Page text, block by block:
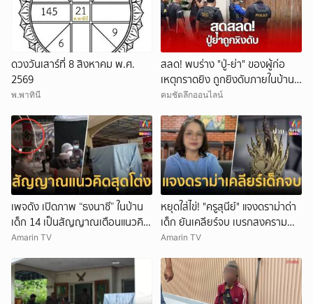
ดวงวันเสาร์ที่ 8 สิงหาคม พ.ศ.
2569
พ.พาทินี
สลด! พบร่าง "ปู่-ย่า" ของผู้ก่อ
เหตุกราดยิง ถูกยิงดับภายในบ้าน
พัก
คมชัดลึกออนไลน์
เพจดัง เปิดภาพ “ธงนาซี” ในบ้าน
เด็ก 14 เป็นสัญญาณเตือนแนวคิด
สุดโต่ง
Amarin TV
หยุดใส่ไข่! "ครูสุนีย์" แจงดราม่าด่า
เด็ก ยันเคลียร์จบ เบรกสงคราม
Gen
Amarin TV